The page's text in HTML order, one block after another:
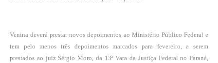
Venina deverá prestar novos depoimentos ao Ministério Público Federal e
tem pelo menos três depoimentos marcados para fevereiro, a serem
prestados ao juiz Sérgio Moro, da 13ª Vara da Justiça Federal no Paraná,